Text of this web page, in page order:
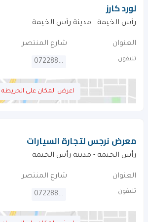
لورد كارز
رأس الخيمة - مدينة رأس الخيمة
العنوان شارع المنتصر
تليفون 072288040
اعرض المكان على الخريطه
معرض نرجس لتجارة السيارات
رأس الخيمة - مدينة رأس الخيمة
العنوان شارع المنتصر
تليفون 072288871